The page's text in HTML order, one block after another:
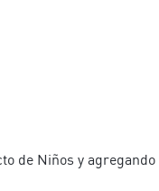
de Niños y